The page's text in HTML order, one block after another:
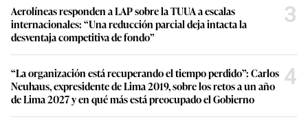
Aerolíneas responden a LAP sobre la TUUA a escalas
internacionales: “Una reducción parcial deja intacta la
desventaja competitiva de fondo”
3
“La organización está recuperando el tiempo perdido”: Carlos
Neuhaus, expresidente de Lima 2019, sobre los retos a un año
de Lima 2027 y en qué más está preocupado el Gobierno
4